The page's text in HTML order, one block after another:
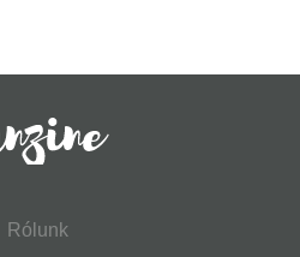
Rólunk